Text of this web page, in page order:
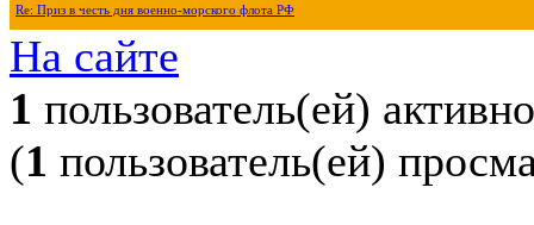
Re: Приз в честь дня военно-морского флота РФ
На сайте
1 пользователь(ей) активно
(1 пользователь(ей)